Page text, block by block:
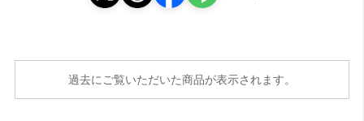
過去にご覧いただいた商品が表示されます。